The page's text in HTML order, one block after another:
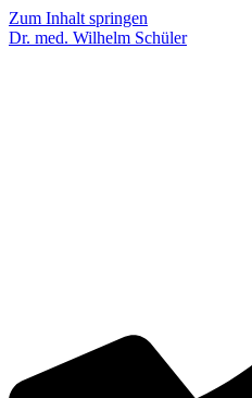
Zum Inhalt springen
Dr. med. Wilhelm Schüler